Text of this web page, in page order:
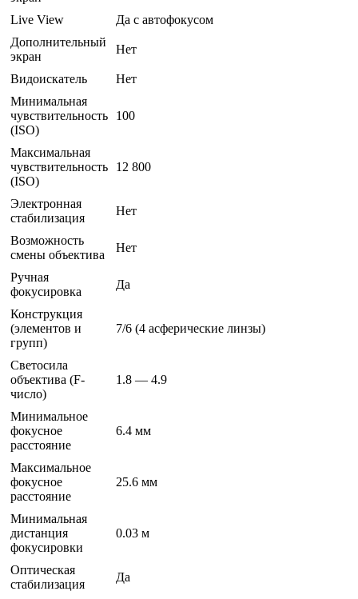
Live View
Да с автофокусом
Дополнительный
экран
Нет
Видоискатель
Нет
Минимальная
чувствительность
(ISO)
100
Максимальная
чувствительность
(ISO)
12 800
Электронная
стабилизация
Нет
Возможность
смены объектива
Нет
Ручная
фокусировка
Да
Конструкция
(элементов и
групп)
7/6 (4 асферические линзы)
Светосила
объектива (F-
число)
1.8 — 4.9
Минимальное
фокусное
расстояние
6.4 мм
Максимальное
фокусное
расстояние
25.6 мм
Минимальная
дистанция
фокусировки
0.03 м
Оптическая
стабилизация
Да